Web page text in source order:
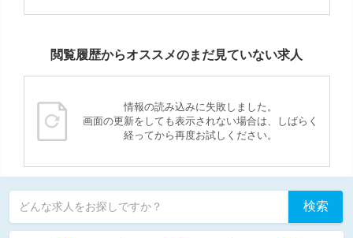
閲覧履歴からオススメのまだ見ていない求人
情報の読み込みに失敗しました。
画面の更新をしても表示されない場合は、しばらく
経ってから再度お試しください。
どんな求人をお探しですか？ 検索